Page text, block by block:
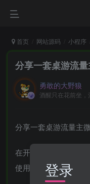
首页 网站源码 小程序
分享一套桌游流
勇敢的大野狼
酒醒只在花前坐，
分享一套桌游流量主
在开发工具测试了下
使用
登录